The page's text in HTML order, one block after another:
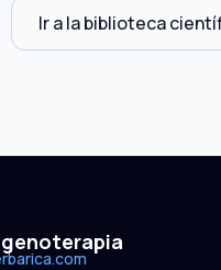
Ir a la biblioteca